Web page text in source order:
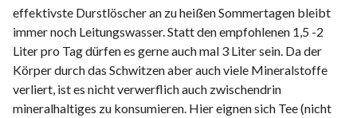
effektivste Durstlöscher an zu heißen Sommertagen bleibt
immer noch Leitungswasser. Statt den empfohlenen 1,5 -2
Liter pro Tag dürfen es gerne auch mal 3 Liter sein. Da der
Körper durch das Schwitzen aber auch viele Mineralstoffe
verliert, ist es nicht verwerflich auch zwischendrin
mineralhaltiges zu konsumieren. Hier eignen sich Tee (nicht